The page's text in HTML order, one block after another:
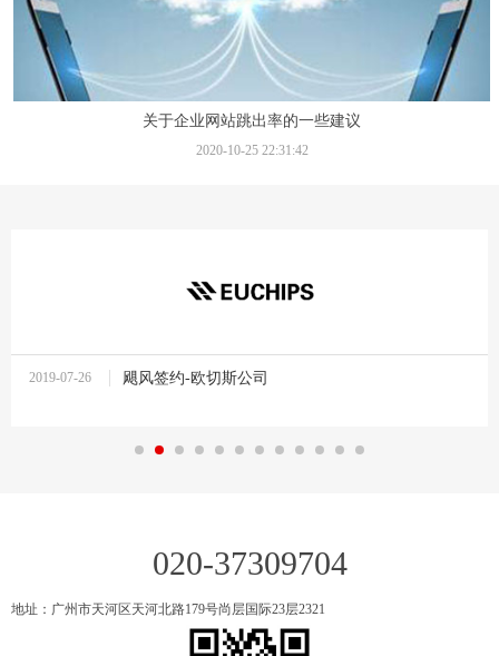
关于企业网站跳出率的一些建议
2020-10-25 22:31:42
2019-07-26
飓风签约-欧切斯公司
020-37309704
地址：广州市天河区天河北路179号尚层国际23层2321